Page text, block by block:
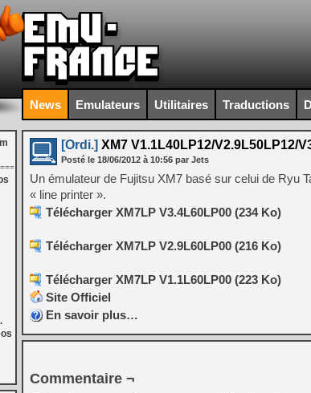
News Emulateurs Utilitaires Traductions
[Ordi.] XM7 V1.1L40LP12/V2.9L50LP12/
Posté le 18/06/2012 à 10:56 par Jets
Un émulateur de Fujitsu XM7 basé sur celui de Ryu
« line printer ».
Télécharger XM7LP V3.4L60LP00 (234 Ko)
Télécharger XM7LP V2.9L60LP00 (216 Ko)
Télécharger XM7LP V1.1L60LP00 (223 Ko)
Site Officiel
En savoir plus…
Commentaire ¬